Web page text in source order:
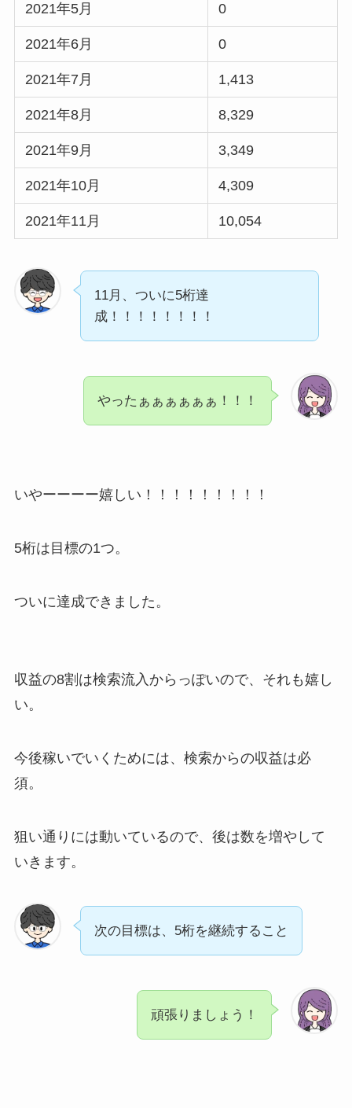
2021年5月 0
2021年6月 0
2021年7月 1,413
2021年8月 8,329
2021年9月 3,349
2021年10月 4,309
2021年11月 10,054
11月、ついに5桁達
成！！！！！！！！
やったぁぁぁぁぁぁ！！！
いやーーーー嬉しい！！！！！！！！！
5桁は目標の1つ。
ついに達成できました。
収益の8割は検索流入 からっぽいので、それも嬉し
い。
今後稼いでいくためには、検索からの収益は必
須。
狙い通りには動いているので、後は数を増やして
いきます。
次の目標は、5桁を継続すること
頑張りましょう！